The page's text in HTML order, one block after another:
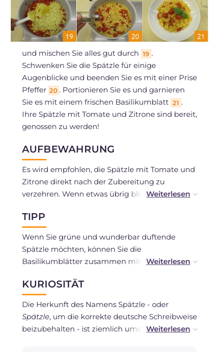
und mischen Sie alles gut durch 19 .
Schwenken Sie die Spätzle für einige
Augenblicke und beenden Sie es mit einer Prise
Pfeffer 20 . Portionieren Sie es und garnieren
Sie es mit einem frischen Basilikumblatt 21 .
Ihre Spätzle mit Tomate und Zitrone sind bereit,
genossen zu werden!
AUFBEWAHRUNG
Es wird empfohlen, die Spätzle mit Tomate und
Zitrone direkt nach der Zubereitung zu
verzehren. Wenn etwas übrig bleibt, können sie
luftdichten Behälter aufbewahrt werden. Eine
Tiefkühlung wird nicht empfohlen.
TIPP
Wenn Sie grüne und wunderbar duftende
Spätzle möchten, können Sie die
Basilikumblätter zusammen mit dem Wasser,
den Basilikum in der Saucenzubereitung zu
verwenden.
KURIOSITÄT
Die Herkunft des Namens Spätzle - oder
Spätzle, um die korrekte deutsche Schreibweise
beizubehalten - ist ziemlich umstritten.